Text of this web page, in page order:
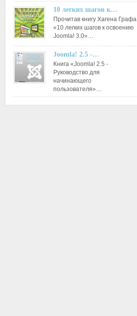
10 легких шагов к…
Прочитав книгу Хагена Графа
«10 легких шагов к освоению
Joomla! 3.0»…
Joomla! 2.5 -…
Книга «Joomla! 2.5 -
Руководство для
начинающего
пользователя»…